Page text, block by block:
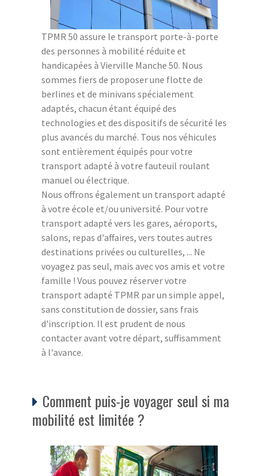
TPMR 50 assure le transport porte-à-porte
des personnes à mobilité réduite et
handicapées à Vierville Manche 50. Nous
sommes fiers de proposer une flotte de
berlines et de minivans spécialement
adaptés, chacun étant équipé des
technologies et des dispositifs de sécurité les
plus avancés du marché. Tous nos véhicules
sont entièrement équipés pour votre
transport adapté à votre fauteuil roulant
manuel ou électrique.
Nous offrons également un transport adapté
à votre école et/ou université. Pour votre
transport adapté vers les gares, aéroports,
salons, repas d'affaires, vers toutes autres
destinations privées ou culturelles, ... Ne
voyagez pas seul, mais avec vos amis et votre
famille ! Vous pouvez réserver votre
transport adapté TPMR par un simple appel,
sans constitution de dossier, sans frais
d'inscription. Il est prudent de nous
contacter avant votre départ, suffisamment
à l'avance.
Comment puis-je voyager seul si ma
mobilité est limitée ?